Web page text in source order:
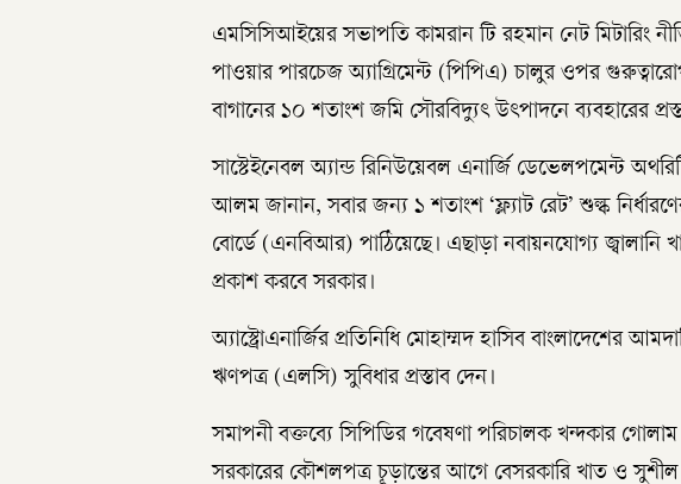
এমসিসিআইয়ের সভাপতি কামরান টি রহমান নেট
পাওয়ার পারচেজ অ্যাগ্রিমেন্ট (পিপিএ) চালুর ওপর
বাগানের ১০ শতাংশ জমি সৌরবিদ্যুৎ উৎপাদনে ব্যবহারের
সাস্টেইনেবল অ্যান্ড রিনিউয়েবল এনার্জি ডেভেলপমেন্ট
আলম জানান, সবার জন্য ১ শতাংশ ‘ফ্ল্যাট রেট’ শুল্ক
বোর্ডে (এনবিআর) পাঠিয়েছে। এছাড়া নবায়নযোগ্য জ্বালানি
প্রকাশ করবে সরকার।
অ্যাস্ট্রোএনার্জির প্রতিনিধি মোহাম্মদ হাসিব বাংলাদেশের
ঋণপত্র (এলসি) সুবিধার প্রস্তাব দেন।
সমাপনী বক্তব্যে সিপিডির গবেষণা পরিচালক খন্দকার
সরকারের কৌশলপত্র চূড়ান্তের আগে বেসরকারি খাত ও